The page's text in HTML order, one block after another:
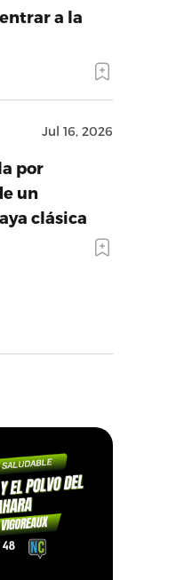
a la
Jul 16, 2026
por
un
clásica